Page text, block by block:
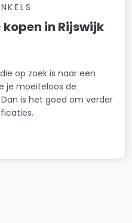
in Rijswijk
op zoek is naar een
je moeiteloos de
is het goed om verder